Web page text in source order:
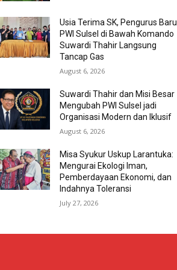
Usia Terima SK, Pengurus Baru
PWI Sulsel di Bawah Komando
Suwardi Thahir Langsung
Tancap Gas
August 6, 2026
Suwardi Thahir dan Misi Besar
Mengubah PWI Sulsel jadi
Organisasi Modern dan Iklusif
August 6, 2026
Misa Syukur Uskup Larantuka:
Mengurai Ekologi Iman,
Pemberdayaan Ekonomi, dan
Indahnya Toleransi
July 27, 2026